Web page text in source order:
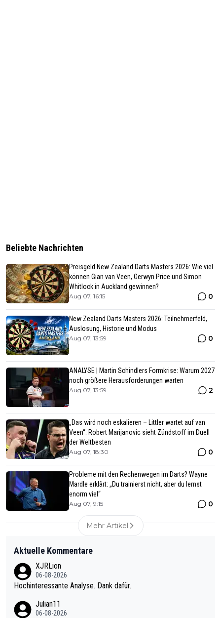
Beliebte Nachrichten
Preisgeld New Zealand Darts Masters 2026: Wie viel
können Gian van Veen, Gerwyn Price und Simon
Whitlock in Auckland gewinnen?
Aug 07, 16:15 0
New Zealand Darts Masters 2026: Teilnehmerfeld,
Auslosung, Historie und Modus
Aug 07, 13:59 0
ANALYSE | Martin Schindlers Formkrise: Warum 2027
noch größere Herausforderungen warten
Aug 07, 13:59 2
„Das wird noch eskalieren – Littler wartet auf van
Veen“: Robert Marijanovic sieht Zündstoff im Duell
der Weltbesten
Aug 07, 18:30 0
Probleme mit den Rechenwegen im Darts? Wayne
Mardle erklärt: „Du trainierst nicht, aber du lernst
enorm viel“
Aug 07, 9:15 0
Mehr Artikel
Aktuelle Kommentare
XJRLion
06-08-2026
Hochinteressante Analyse. Dank dafür.
Julian11
06-08-2026